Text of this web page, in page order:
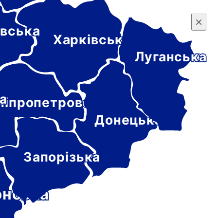
×
Донецька
Харківська
Луганська
Запорізька
×